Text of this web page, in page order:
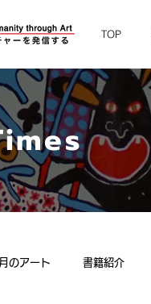
TOP
のアート 書籍紹介